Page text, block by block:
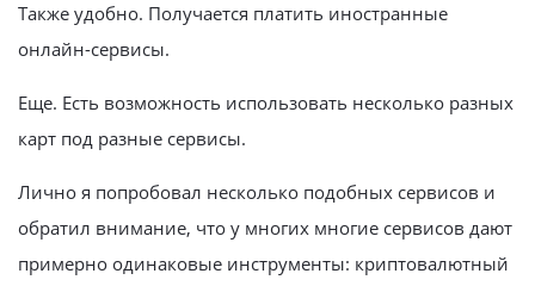
Также удобно. Получается платить иностранные
онлайн-сервисы.
Еще. Есть возможность использовать несколько разных
карт под разные сервисы.
Лично я попробовал несколько подобных сервисов и
обратил внимание, что у многих многие сервисов дают
примерно одинаковые инструменты: криптовалютный